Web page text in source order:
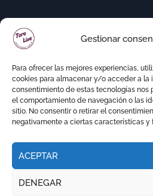
Gestionar
Para ofrecer las mejores experiencias,
cookies para almacenar y/o acceder a la
consentimiento de estas tecnologías nos
el comportamiento de navegación o las
sitio. No consentir o retirar el
negativamente a ciertas características y
ACEPTAR
DENEGAR
Copyright © Todos los